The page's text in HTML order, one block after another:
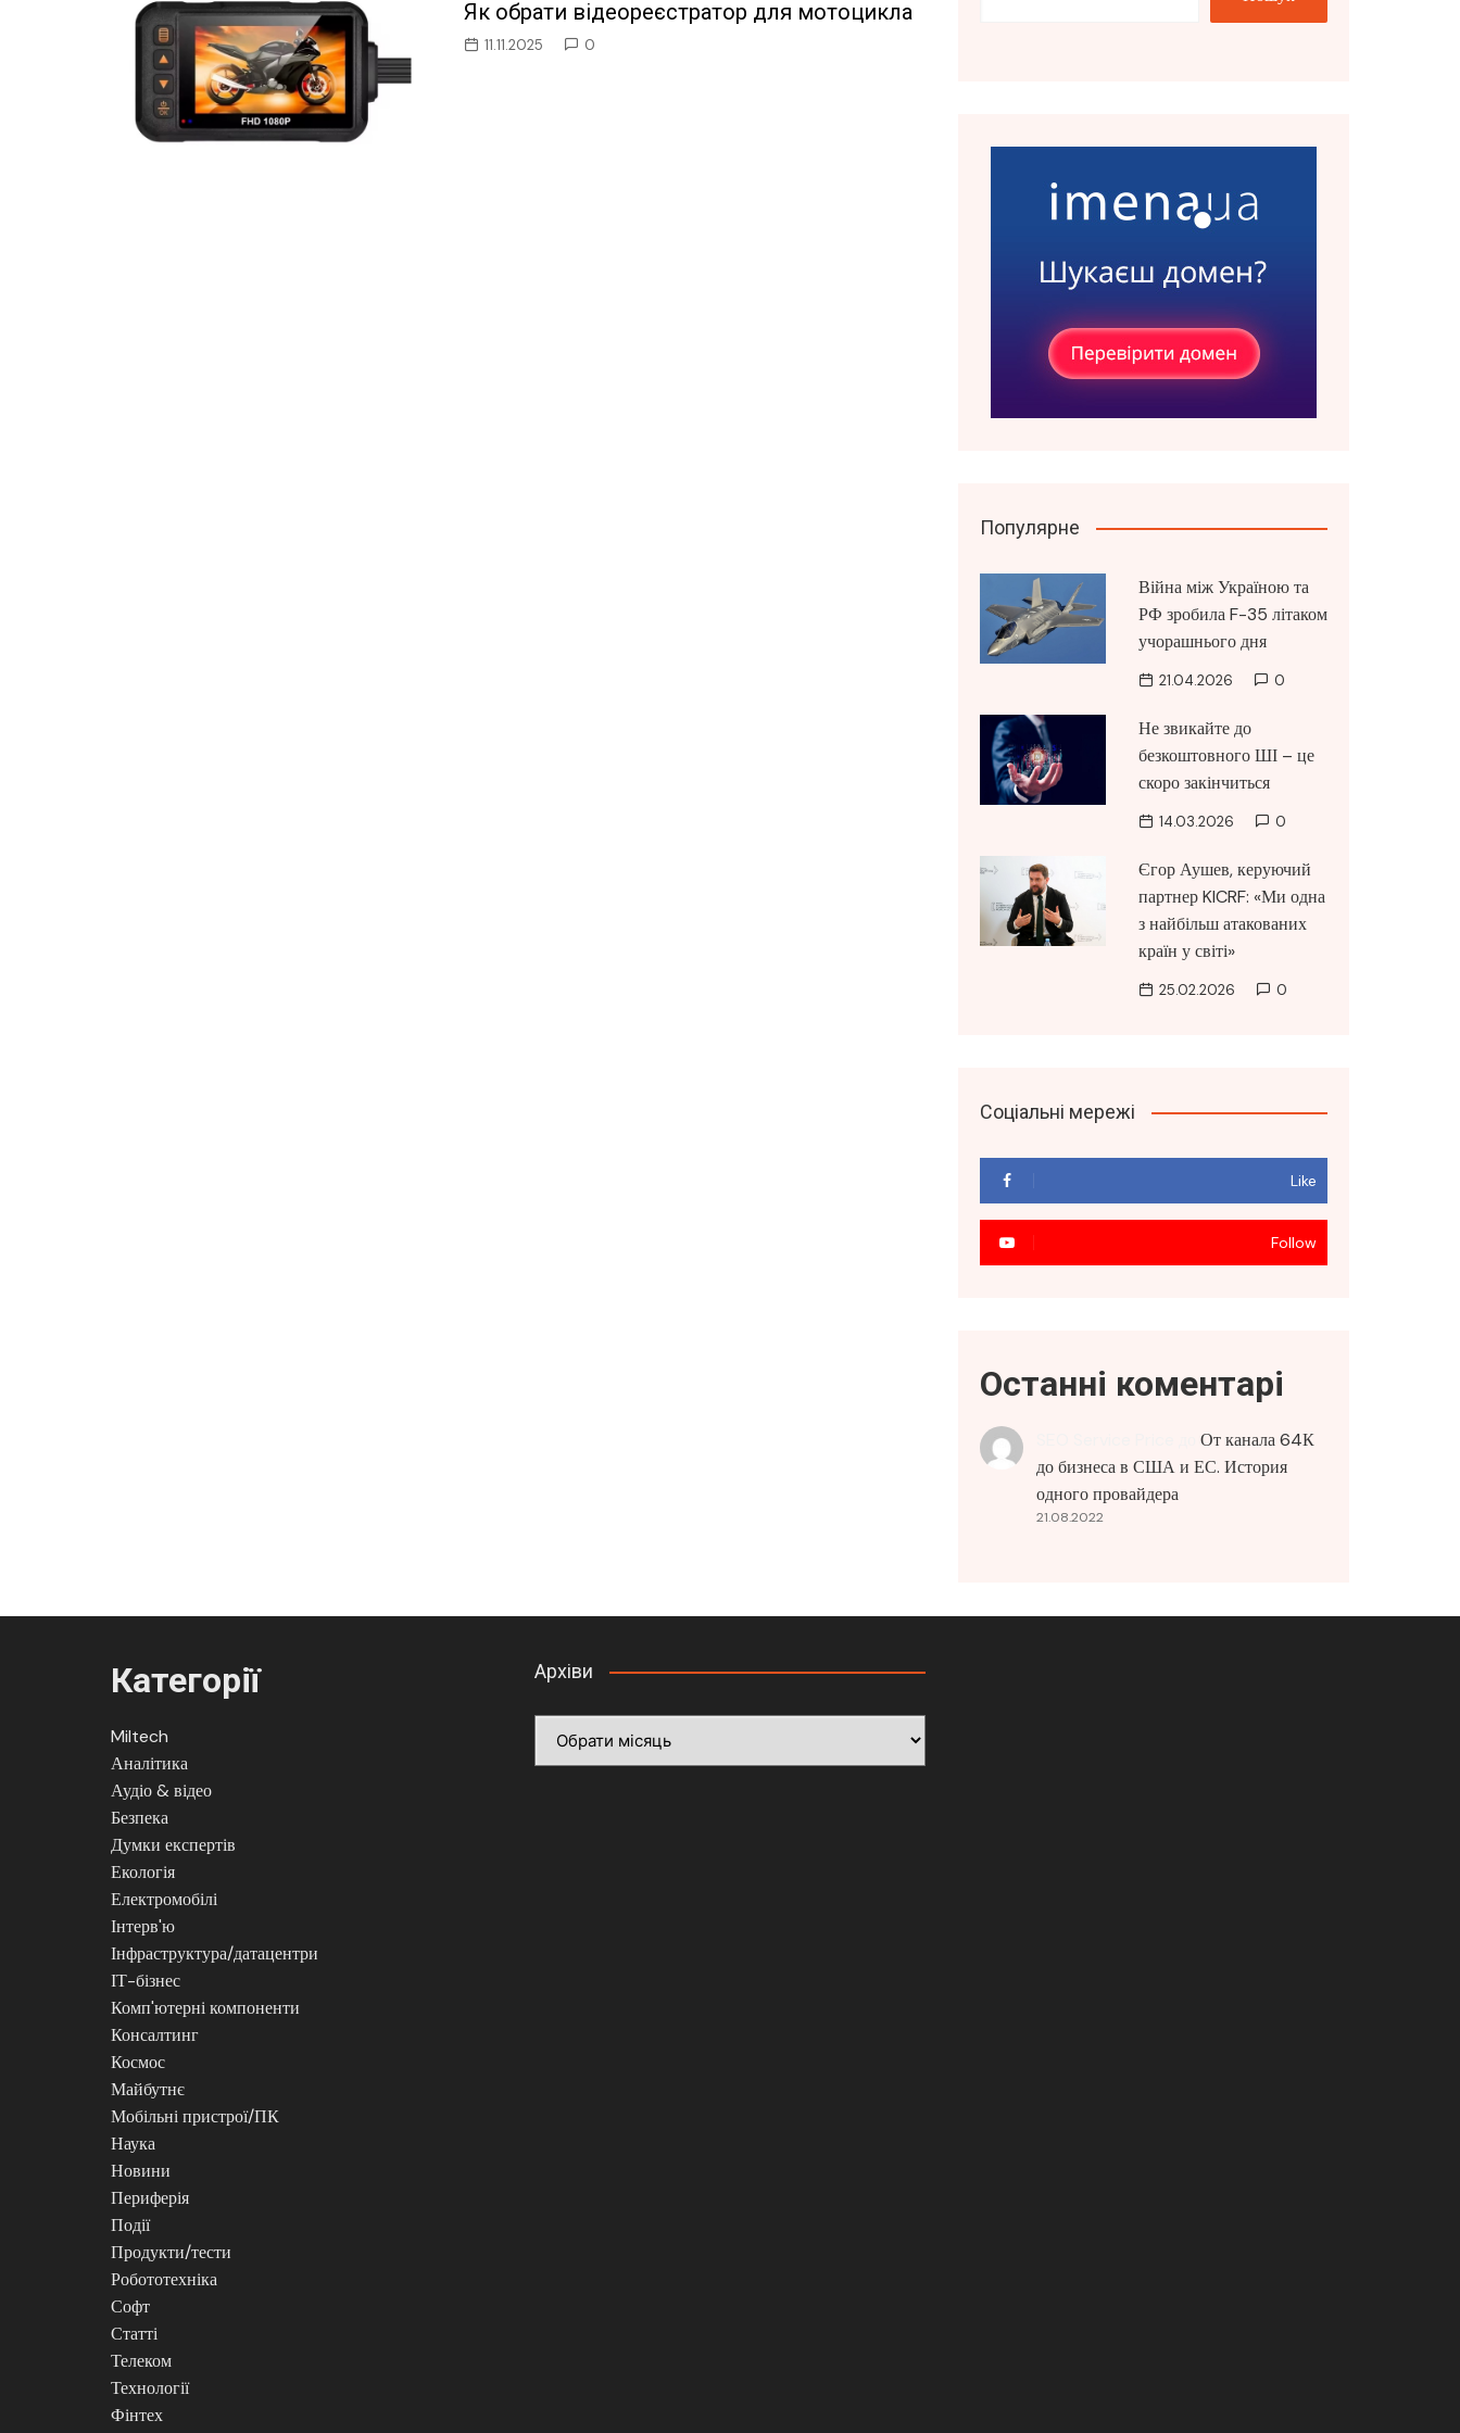
ІТ-бізнес
Консалтинг
Майбутнє
Як обрати відеореєстратор для мотоцикла
11.11.2025 0
Популярне
Війна між Україною та
РФ зробила F-35 літаком
учорашнього дня
21.04.2026 0
Не звикайте до
безкоштовного ШІ – це
скоро закінчиться
14.03.2026 0
Єгор Аушев, керуючий
партнер KICRF: «Ми одна
з найбільш атакованих
країн у світі»
25.02.2026 0
Соціальні мережі
Like
Follow
Останні коментарі
От канала 64К
до бизнеса в США и ЕС. История
одного провайдера
21.08.2022
Категорії
Miltech
Аналітика
Аудіо & відео
Безпека
Думки експертів
Екологія
Електромобілі
Інтерв'ю
Інфраструктура/датацентри
ІТ-бізнес
Комп'ютерні компоненти
Консалтинг
Космос
Майбутнє
Мобільні пристрої/ПК
Наука
Новини
Периферія
Події
Продукти/тести
Робототехніка
Софт
Статті
Телеком
Технології
Фінтех
Архіви